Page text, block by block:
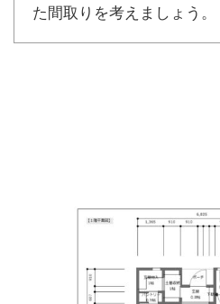
た間取りを考えましょう。